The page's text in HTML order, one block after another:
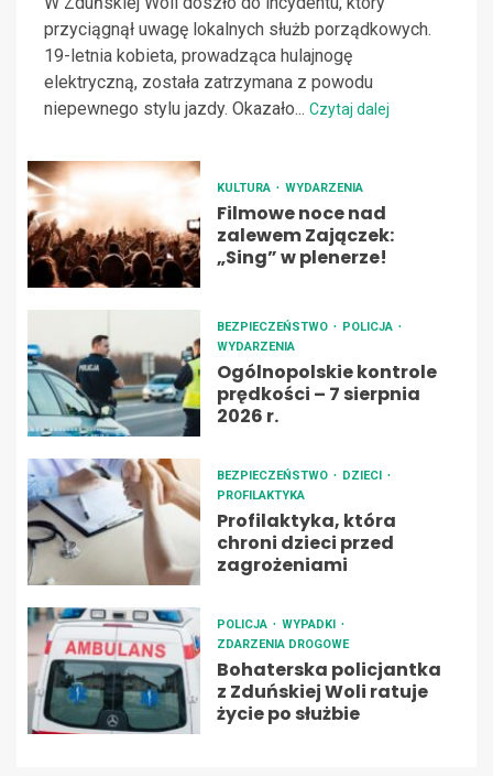
przyciągnął uwagę lokalnych służb porządkowych.
19-letnia kobieta, prowadząca hulajnogę
elektryczną, została zatrzymana z powodu
niepewnego stylu jazdy. Okazało... Czytaj dalej
KULTURA WYDARZENIA
Filmowe noce nad
zalewem Zajączek:
„Sing” w plenerze!
BEZPIECZEŃSTWO
POLICJA
WYDARZENIA
Ogólnopolskie kontrole
prędkości – 7 sierpnia
2026 r.
BEZPIECZEŃSTWO
DZIECI
PROFILAKTYKA
Profilaktyka, która
chroni dzieci przed
zagrożeniami
POLICJA
WYPADKI
ZDARZENIA DROGOWE
Bohaterska policjantka
z Zduńskiej Woli ratuje
życie po służbie